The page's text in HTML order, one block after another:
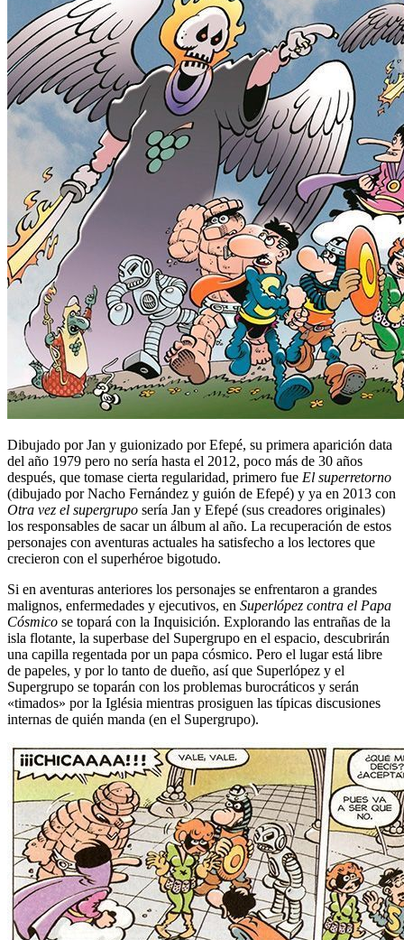
Dibujado por Jan y guionizado por Efepé, su primera aparición data
del año 1979 pero no sería hasta el 2012, poco más de 30 años
después, que tomase cierta regularidad, primero fue El superretorno
(dibujado por Nacho Fernández y guión de Efepé) y ya en 2013 con
Otra vez el supergrupo sería Jan y Efepé (sus creadores originales)
los responsables de sacar un álbum al año. La recuperación de estos
personajes con aventuras actuales ha satisfecho a los lectores que
crecieron con el superhéroe bigotudo.
Si en aventuras anteriores los personajes se enfrentaron a grandes
malignos, enfermedades y ejecutivos, en Superlópez contra el Papa
Cósmico se topará con la Inquisición. Explorando las entrañas de la
isla flotante, la superbase del Supergrupo en el espacio, descubrirán
una capilla regentada por un papa cósmico. Pero el lugar está libre
de papeles, y por lo tanto de dueño, así que Superlópez y el
Supergrupo se toparán con los problemas burocráticos y serán
«timados» por la Iglésia mientras prosiguen las típicas discusiones
internas de quién manda (en el Supergrupo).